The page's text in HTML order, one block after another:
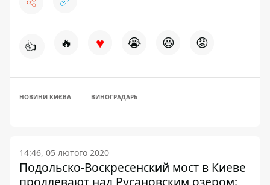
👍 🔥 ♥ 😭 😆 😡
НОВИНИ КИЄВА ВИНОГРАДАРЬ
14:46, 05 лютого 2020
Подольско-Воскресенский мост в Киеве